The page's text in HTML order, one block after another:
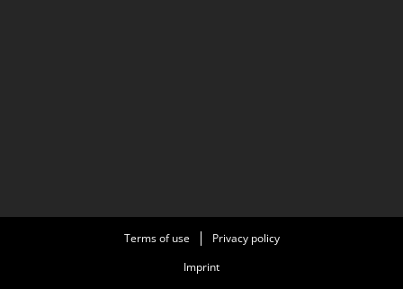
Terms of use
Privacy policy
Imprint